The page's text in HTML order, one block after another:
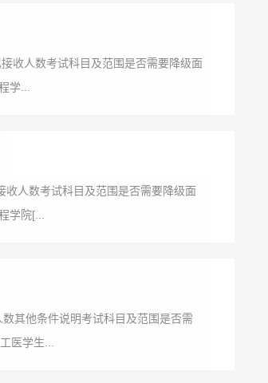
收人数考试科目及范围是否需要降级面
学...
人数考试科目及范围是否需要降级面
学院[...
其他条件说明考试科目及范围是否需
医学生...